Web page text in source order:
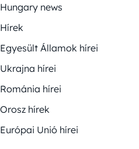
Hungary news
Hírek
Egyesült Államok hírei
Ukrajna hírei
Románia hírei
Orosz hírek
Európai Unió hírei